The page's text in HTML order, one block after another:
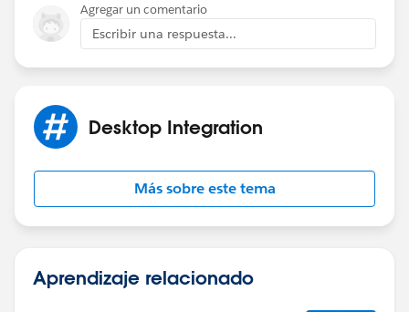
Agregar un comentario
Escribir una respuesta...
Desktop Integration
Más sobre este tema
Aprendizaje relacionado